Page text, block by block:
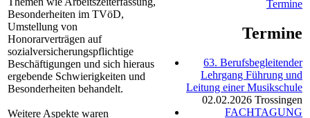
Besonderheiten im TVöD,
Umstellung von
Honorarverträgen auf
sozialversicherungspflichtige
Beschäftigungen und sich hieraus
ergebende Schwierigkeiten und
Besonderheiten behandelt.
Weitere Aspekte waren
Termine
Termine
63. Berufsbegleitender
Lehrgang Führung und
Leitung einer Musikschule
02.02.2026 Trossingen
FACHTAGUNG